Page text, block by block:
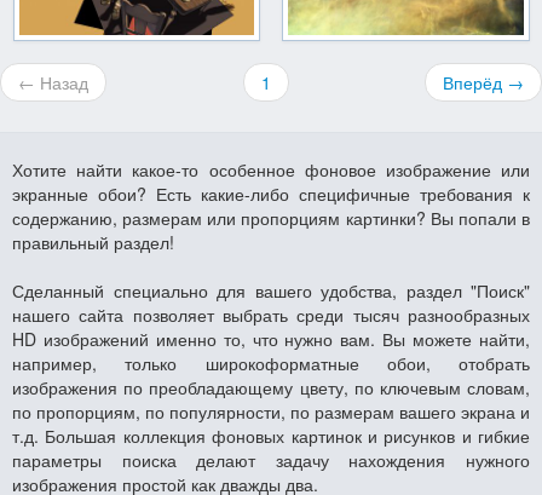
← Назад 1 Вперёд →
Хотите найти какое-то особенное фоновое изображение или
экранные обои? Есть какие-либо специфичные требования к
содержанию, размерам или пропорциям картинки? Вы попали в
правильный раздел!
Сделанный специально для вашего удобства, раздел "Поиск"
нашего сайта позволяет выбрать среди тысяч разнообразных
HD изображений именно то, что нужно вам. Вы можете найти,
например, только широкоформатные обои, отобрать
изображения по преобладающему цвету, по ключевым словам,
по пропорциям, по популярности, по размерам вашего экрана и
т.д. Большая коллекция фоновых картинок и рисунков и гибкие
параметры поиска делают задачу нахождения нужного
изображения простой как дважды два.